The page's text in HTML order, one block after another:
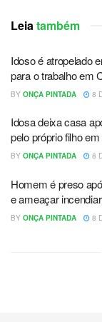
Leiatambém
Idoso é atropelado
para o trabalho em
BY ONÇA PINTADA 8
Idosa deixa casa
pelo próprio filho
BY ONÇA PINTADA 8
Homem é preso
e ameaçar
BY ONÇA PINTADA 8